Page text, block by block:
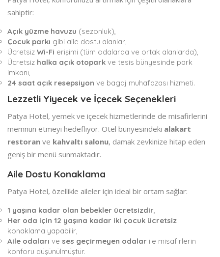
sahiptir:
Açık yüzme havuzu (sezonluk),
Çocuk parkı gibi aile dostu alanlar,
Ücretsiz Wi-Fi erişimi (tüm odalarda ve ortak alanlarda),
Ücretsiz halka açık otopark ve tesis bünyesinde park
imkanı,
24 saat açık resepsiyon ve bagaj muhafazası hizmeti.
Lezzetli Yiyecek ve İçecek Seçenekleri
Patya Hotel, yemek ve içecek hizmetlerinde de misafirlerini
memnun etmeyi hedefliyor. Otel bünyesindeki alakart
restoran ve kahvaltı salonu, damak zevkinize hitap eden
geniş bir menü sunmaktadır.
Aile Dostu Konaklama
Patya Hotel, özellikle aileler için ideal bir ortam sağlar:
1 yaşına kadar olan bebekler ücretsizdir,
Her oda için 12 yaşına kadar iki çocuk ücretsiz
konaklama yapabilir,
Aile odaları ve ses geçirmeyen odalar ile misafirlerin
konforu düşünülmüştür.